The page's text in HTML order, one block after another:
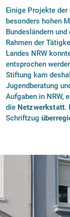
Einige Projekte
besonders hohen
Bundesländern
Rahmen der
Landes NRW
entsprochen
Stiftung kam
Jugendberatung
Aufgaben in NRW,
die Netzwerkstatt.
Schriftzug